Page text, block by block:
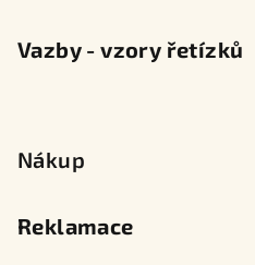
Vazby - vzory řetízků
Nákup
Reklamace